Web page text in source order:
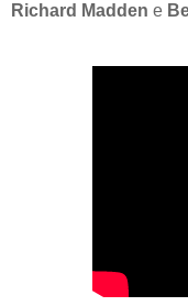
Richard Madden e